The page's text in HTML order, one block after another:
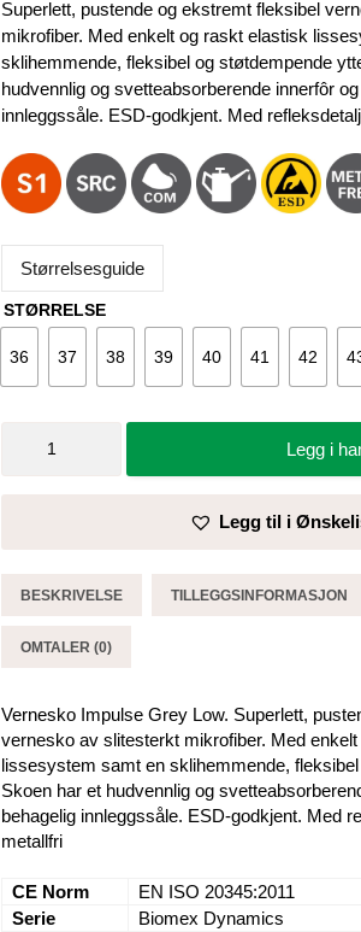
var:
2.669 kr.
er:
2.399 kr.
Superlett, pustende og ekstremt fleksibel
mikrofiber. Med enkelt og raskt elastisk
sklihemmende, fleksibel og støtdempende
hudvennlig og svetteabsorberende innerfôr
innleggssåle. ESD-godkjent. Med
Størrelsesguide
STØRRELSE
36 37 38 39 40 41 42
Impulse
antall
Legg i
Legg til i
BESKRIVELSE TILLEGGSINFORMASJON
OMTALER (0)
Vernesko Impulse Grey Low. Superlett,
vernesko av slitesterkt mikrofiber. Med
lissesystem samt en sklihemmende,
Skoen har et hudvennlig og
behagelig innleggssåle. ESD-godkjent. Med
metallfri
CE Norm
EN ISO 20345:2011
Serie
Biomex Dynamics